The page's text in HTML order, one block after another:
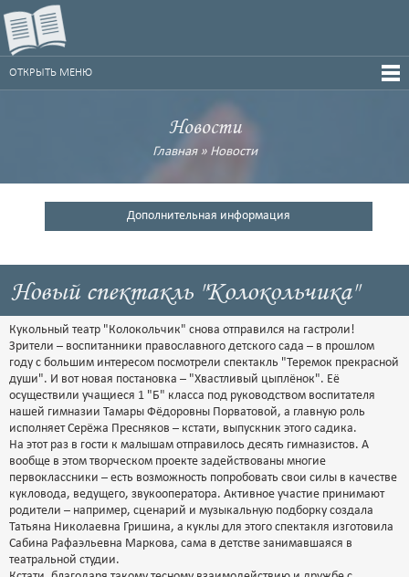
ОТКРЫТЬ МЕНЮ
Новости
Главная» Новости
Дополнительная информация
Новый спектакль "Колокольчика"
Кукольный театр "Колокольчик" снова отправился на гастроли!
Зрители – воспитанники православного детского сада – в прошлом
году с большим интересом посмотрели спектакль "Теремок прекрасной
души". И вот новая постановка – "Хвастливый цыплёнок". Её
осуществили учащиеся 1 "Б" класса под руководством воспитателя
нашей гимназии Тамары Фёдоровны Порватовой, а главную роль
исполняет Серёжа Пресняков – кстати, выпускник этого садика.
На этот раз в гости к малышам отправилось десять гимназистов. А
вообще в этом творческом проекте задействованы многие
первоклассники – есть возможность попробовать свои силы в качестве
кукловода, ведущего, звукооператора. Активное участие принимают
родители – например, сценарий и музыкальную подборку создала
Татьяна Николаевна Гришина, а куклы для этого спектакля изготовила
Сабина Рафаэльевна Маркова, сама в детстве занимавшаяся в
театральной студии.